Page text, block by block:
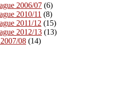
2006/07 (6)
2010/11 (8)
2011/12 (15)
2012/13 (13)
08 (14)